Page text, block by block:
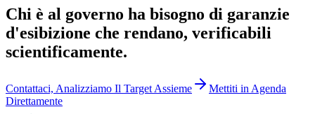
Chi è al governo ha bisogno di garanzie
d'esibizione che rendano, verificabili
scientificamente.
Contattaci, Analizziamo Il Target Assieme
Mettiti in Agenda
Direttamente